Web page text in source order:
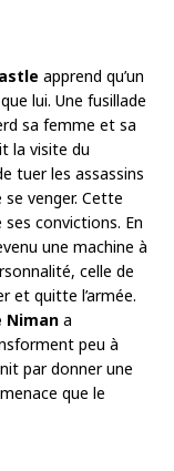
apprend qu’un
lui. Une fusillade
sa femme et sa
la visite du
tuer les assassins
venger. Cette
convictions. En
une machine à
celle de
et quitte l’armée.
Niman a
peu à
par donner une
que le